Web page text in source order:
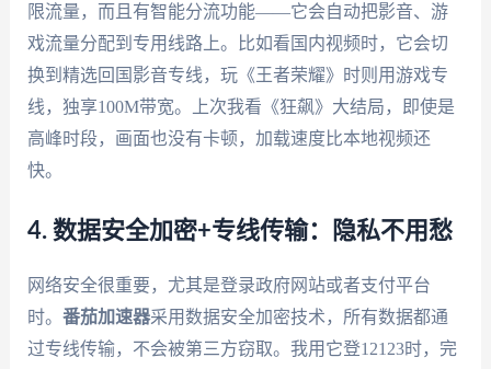
限流量，而且有智能分流功能——它会自动把影音、游
戏流量分配到专用线路上。比如看国内视频时，它会切
换到精选回国影音专线，玩《王者荣耀》时则用游戏专
线，独享100M带宽。上次我看《狂飙》大结局，即使是
高峰时段，画面也没有卡顿，加载速度比本地视频还
快。
4. 数据安全加密+专线传输：隐私不用愁
网络安全很重要，尤其是登录政府网站或者支付平台
时。 番茄加速器采用数据安全加密技术，所有数据都通
过专线传输，不会被第三方窃取。我用它登12123时，完